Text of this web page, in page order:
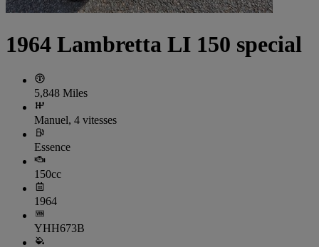
1964 Lambretta LI 150 special
5,848 Miles
Manuel, 4 vitesses
Essence
150cc
1964
YHH673B